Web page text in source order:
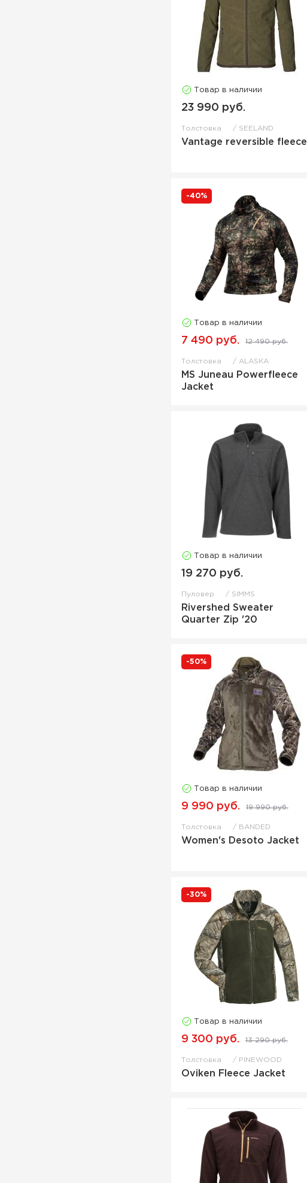
Товар в наличии
23 990 руб.
Толстовка SEELAND
Vantage reversible fleece
-40%
Товар в наличии
7 490 руб. 12 490 руб.
Толстовка ALASKA
MS Juneau Powerfleece
Jacket
Товар в наличии
19 270 руб.
Пуловер SIMMS
Rivershed Sweater
Quarter Zip '20
-50%
Товар в наличии
9 990 руб. 19 990 руб.
Толстовка BANDED
Women's Desoto Jacket
-30%
Товар в наличии
9 300 руб. 13 290 руб.
Толстовка PINEWOOD
Oviken Fleece Jacket